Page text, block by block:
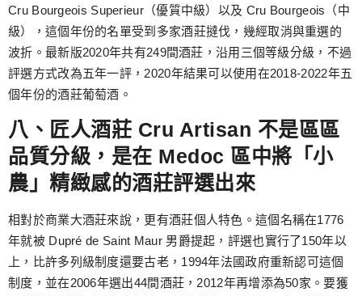
Cru Bourgeois Superieur（優質中級）以及 Cru Bourgeois（中
級），這個年份的名單受到多家酒莊撻伐，幾經取消與重選的
波折。最新版2020年共有249間酒莊，沿用三個等級分級，不過
評選方式改為五年一評，2020年結果可以使用在2018-2022年五
個年份的酒莊葡萄酒。
八、匠人酒莊 Cru Artisan 不是區區
品質分級，是在 Medoc 區中將「小
農」精緻感的酒莊評選出來
相對於商業大酒莊來說，更有酒莊個人特色。這個名稱在1776
年就被 Dupré de Saint Maur 男爵提起，評選也實行了150年以
上，比許多列級制度還要古老，1994年法國政府重新認可這個
制度，並在2006年選出44間酒莊，2012年再增添為50家。要獲